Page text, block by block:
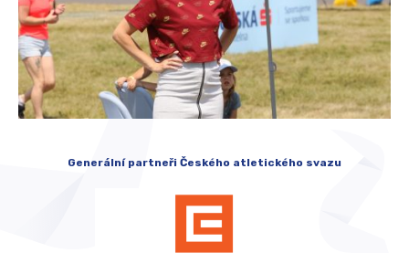
Generální partneři Českého atletického svazu